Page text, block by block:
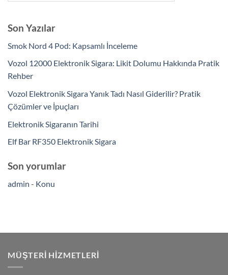
Son Yazılar
Smok Nord 4 Pod: Kapsamlı İnceleme
Vozol 12000 Elektronik Sigara: Likit Dolumu Hakkında Pratik
Rehber
Vozol Elektronik Sigara Yanık Tadı Nasıl Giderilir? Pratik
Çözümler ve İpuçları
Elektronik Sigaranın Tarihi
Elf Bar RF350 Elektronik Sigara
Son yorumlar
admin - Konu
MÜŞTERI HIZMETLERI